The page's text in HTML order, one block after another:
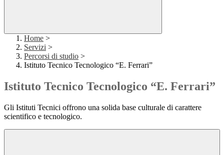
Home >
Servizi >
Percorsi di studio >
Istituto Tecnico Tecnologico “E. Ferrari”
Istituto Tecnico Tecnologico “E. Ferrari”
Gli Istituti Tecnici offrono una solida base culturale di carattere
scientifico e tecnologico.